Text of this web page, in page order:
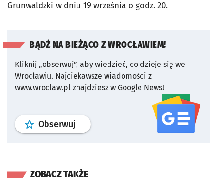
Grunwaldzki w dniu 19 września o godz. 20.
BĄDŹ NA BIEŻĄCO Z WROCŁAWIEM!
Kliknij „obserwuj”, aby wiedzieć, co dzieje się we
Wrocławiu. Najciekawsze wiadomości z
www.wroclaw.pl znajdziesz w Google News!
Obserwuj profil serwisu
ZOBACZ TAKŻE